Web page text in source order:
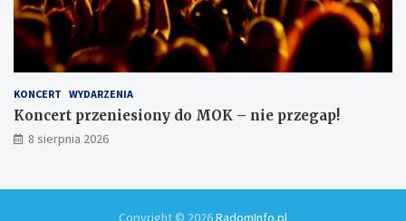
KONCERT WYDARZENIA
Koncert przeniesiony do MOK – nie przegap!
8 sierpnia 2026
Copyright © 2026RadomInfo.pl